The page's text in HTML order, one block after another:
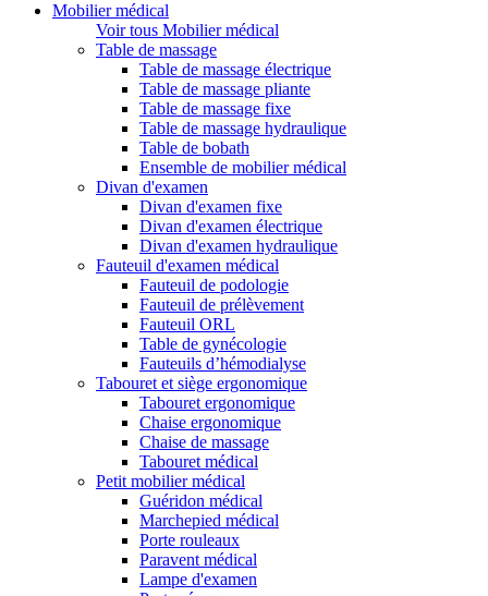
Mobilier médical
Voir tous Mobilier médical
Table de massage
Table de massage électrique
Table de massage pliante
Table de massage fixe
Table de massage hydraulique
Table de bobath
Ensemble de mobilier médical
Divan d'examen
Divan d'examen fixe
Divan d'examen électrique
Divan d'examen hydraulique
Fauteuil d'examen médical
Fauteuil de podologie
Fauteuil de prélèvement
Fauteuil ORL
Table de gynécologie
Fauteuils d’hémodialyse
Tabouret et siège ergonomique
Tabouret ergonomique
Chaise ergonomique
Chaise de massage
Tabouret médical
Petit mobilier médical
Guéridon médical
Marchepied médical
Porte rouleaux
Paravent médical
Lampe d'examen